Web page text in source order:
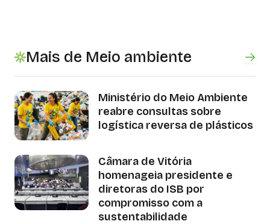
Mais de Meio ambiente
Ministério do Meio Ambiente
reabre consultas sobre
logística reversa de plásticos
Câmara de Vitória
homenageia presidente e
diretoras do ISB por
compromisso com a
sustentabilidade